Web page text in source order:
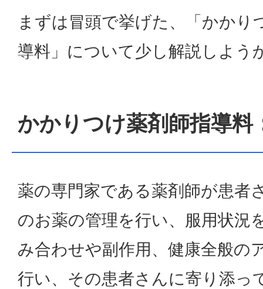
まずは冒頭で挙げた、「かかり
導料」について少し解説しよう
かかりつけ薬剤師指導料
薬の専門家である薬剤師が患者
のお薬の管理を行い、服用状況
み合わせや副作用、健康全般の
行い、その患者さんに寄り添っ